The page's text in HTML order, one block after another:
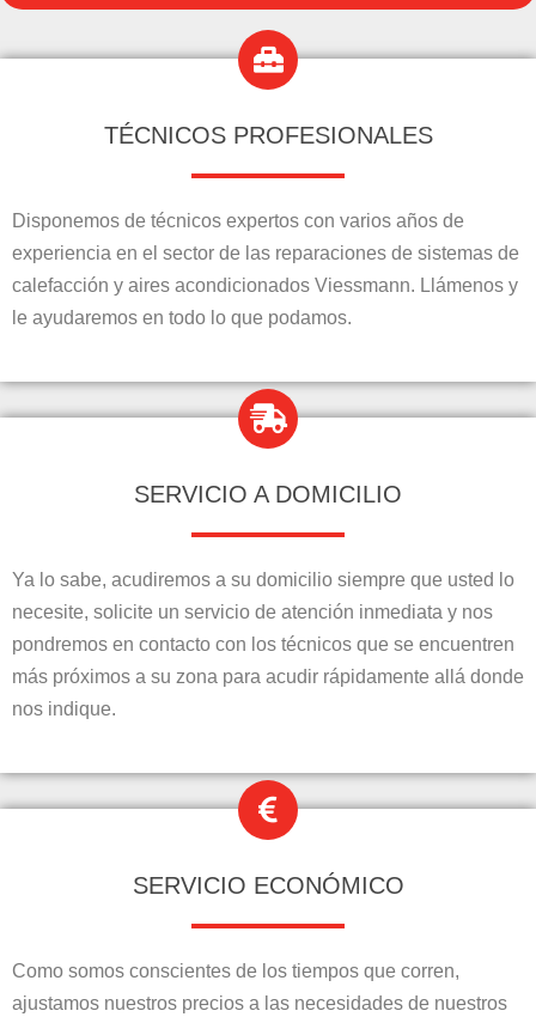
TÉCNICOS PROFESIONALES
Disponemos de técnicos expertos con varios años de
experiencia en el sector de las reparaciones de sistemas de
calefacción y aires acondicionados Viessmann. Llámenos y
le ayudaremos en todo lo que podamos.
SERVICIO A DOMICILIO
Ya lo sabe, acudiremos a su domicilio siempre que usted lo
necesite, solicite un servicio de atención inmediata y nos
pondremos en contacto con los técnicos que se encuentren
más próximos a su zona para acudir rápidamente allá donde
nos indique.
SERVICIO ECONÓMICO
Como somos conscientes de los tiempos que corren,
ajustamos nuestros precios a las necesidades de nuestros